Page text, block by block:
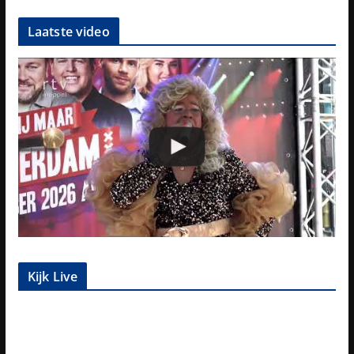
Laatste video
Kijk Live